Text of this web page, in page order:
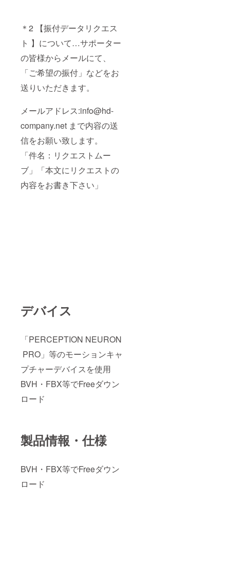
＊2 【振付データリクエス
ト 】について…サポーター
の皆様からメールにて、
「ご希望の振付」などをお
送りいただきます。
メールアドレス:info@hd-
company.net まで内容の送
信をお願い致します。
「件名：リクエストムー
ブ」「本文にリクエストの
内容をお書き下さい」
デバイス
「PERCEPTION NEURON
PRO」等のモーションキャ
プチャーデバイスを使用
BVH・FBX等でFreeダウン
ロード
製品情報・仕様
BVH・FBX等でFreeダウン
ロード